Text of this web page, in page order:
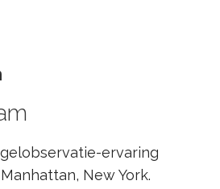
ervaring
New York.